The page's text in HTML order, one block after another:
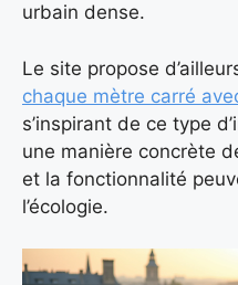
urbain dense.
Le site propose
chaque mètre carré
s’inspirant de ce type
une manière concrète
et la fonctionnalité
l’écologie.